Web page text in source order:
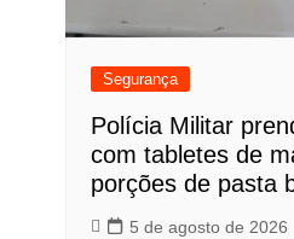
Segurança
Polícia Militar
com tabletes de
porções de pasta
5 de agosto de 2026